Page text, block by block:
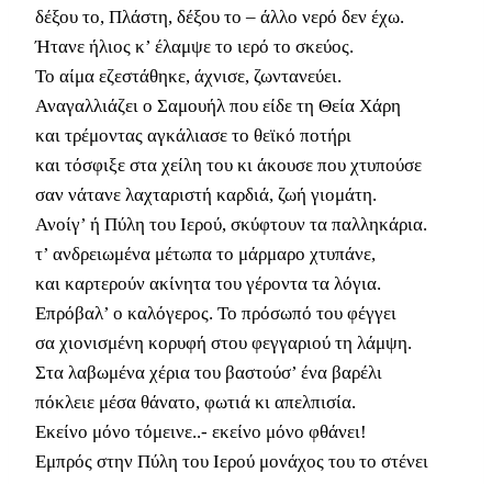
δέξου το, Πλάστη, δέξου το – άλλο νερό δεν έχω.
Ήτανε ήλιος κ’ έλαμψε το ιερό το σκεύος.
Το αίμα εζεστάθηκε, άχνισε, ζωντανεύει.
Αναγαλλιάζει ο Σαμουήλ που είδε τη Θεία Χάρη
και τρέμοντας αγκάλιασε το θεϊκό ποτήρι
και τόσφιξε στα χείλη του κι άκουσε που χτυπούσε
σαν νάτανε λαχταριστή καρδιά, ζωή γιομάτη.
Ανοίγ’ ή Πύλη του Ιερού, σκύφτουν τα παλληκάρια.
τ’ ανδρειωμένα μέτωπα το μάρμαρο χτυπάνε,
και καρτερούν ακίνητα του γέροντα τα λόγια.
Επρόβαλ’ ο καλόγερος. Το πρόσωπό του φέγγει
σα χιονισμένη κορυφή στου φεγγαριού τη λάμψη.
Στα λαβωμένα χέρια του βαστούσ’ ένα βαρέλι
πόκλειε μέσα θάνατο, φωτιά κι απελπισία.
Εκείνο μόνο τόμεινε..- εκείνο μόνο φθάνει!
Εμπρός στην Πύλη του Ιερού μονάχος του το στένει